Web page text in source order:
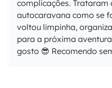
complicações. Trataram
autocaravana como se
voltou limpinha,
para a próxima
gosto 😎 Recomendo